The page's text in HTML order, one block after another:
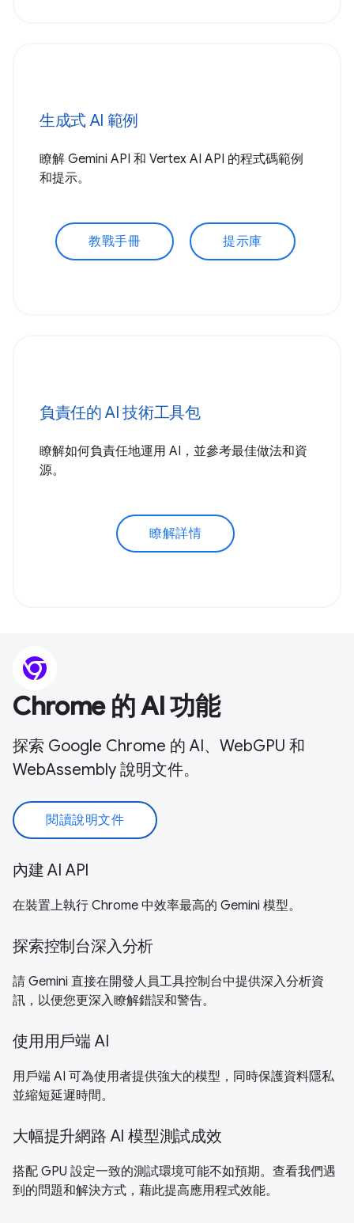
生成式 AI 範例
瞭解 Gemini API 和 Vertex AI API 的程式碼範例
和提示。
教戰手冊 提示庫
負責任的 AI 技術工具包
瞭解如何負責任地運用 AI，並參考最佳做法和資
源。
瞭解詳情
Chrome 的 AI 功能
探索 Google Chrome 的 AI、WebGPU 和
WebAssembly 說明文件。
閱讀說明文件
內建 AI API
在裝置上執行 Chrome 中效率最高的 Gemini 模型。
探索控制台深入分析
請 Gemini 直接在開發人員工具控制台中提供深入分析資
訊，以便您更深入瞭解錯誤和警告。
使用用戶端 AI
用戶端 AI 可為使用者提供強大的模型，同時保護資料隱私
並縮短延遲時間。
大幅提升網路 AI 模型測試成效
搭配 GPU 設定一致的測試環境可能不如預期。查看我們遇
到的問題和解決方式，藉此提高應用程式效能。